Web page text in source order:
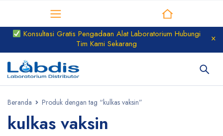
Konsultasi Gratis Pengadaan Alat Laboratorium Hubungi
Tim Kami Sekarang
Beranda Produk dengan tag “kulkas vaksin”
kulkas vaksin